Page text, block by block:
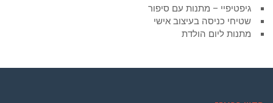
גיפטיפיי – מתנות עם סיפור
שטיחי כניסה בעיצוב אישי
מתנות ליום הולדת